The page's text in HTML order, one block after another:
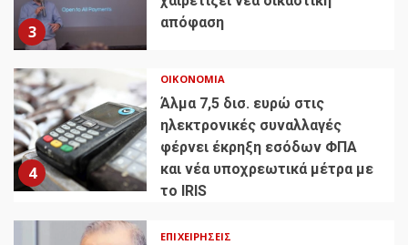
3
απόφαση
4
ΟΙΚΟΝΟΜΊΑ
Άλμα 7,5 δισ. ευρώ στις
ηλεκτρονικές συναλλαγές
φέρνει έκρηξη εσόδων ΦΠΑ
και νέα υποχρεωτικά μέτρα με
το IRIS
ΕΠΙΧΕΙΡΉΣΕΙΣ